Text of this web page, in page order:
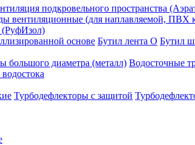
подкровельного пространства
вентиляционные (для наплавляемой, ПВХ
основе Бутил лента О Бутил
большого диаметра (металл) Водосточные
Турбодефлекторы с защитой